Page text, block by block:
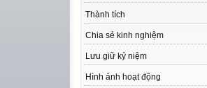
Thành tích
Chia sẻ kinh nghiệm
Lưu giữ kỷ niệm
Hình ảnh hoạt động